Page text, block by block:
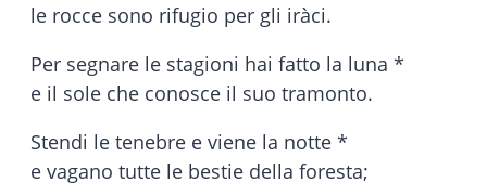
le rocce sono rifugio per gli iràci.
Per segnare le stagioni hai fatto la luna *
e il sole che conosce il suo tramonto.
Stendi le tenebre e viene la notte *
e vagano tutte le bestie della foresta;